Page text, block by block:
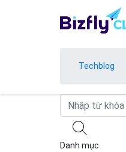
Techblog
Danh mục